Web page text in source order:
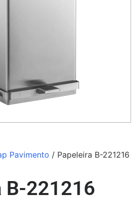
Pavimento / Papeleira B-221216
B-221216